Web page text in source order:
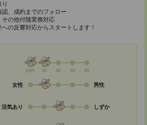
、成約までのフォロー
その他付随業務対応
の反響対応からスタートします！
20代 30 40 50 60
女性 男性
活気あり しずか